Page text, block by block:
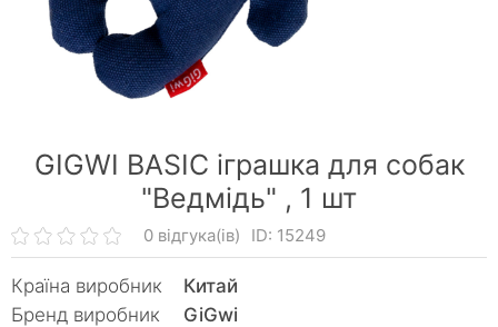
GIGWI BASIC іграшка для собак
"Ведмідь" , 1 шт
0 відгука(ів) ID: 15249
Країна виробник
Китай
Бренд виробник
GiGwi